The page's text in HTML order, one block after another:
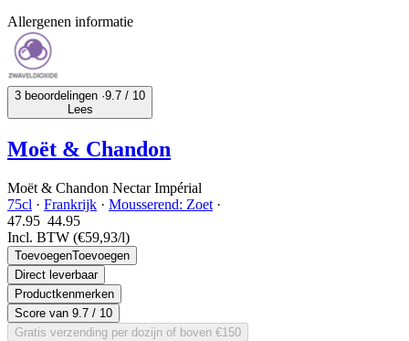
Allergenen informatie
3 beoordelingen ·9.7 / 10
Lees
Moët & Chandon
Moët & Chandon Nectar Impérial
75cl · Frankrijk · Mousserend: Zoet ·
47.95 44.95
Incl. BTW (€59,93/l)
ToevoegenToevoegen
Direct leverbaar
Productkenmerken
Score van 9.7 / 10
Gratis verzending per dozijn of boven €150